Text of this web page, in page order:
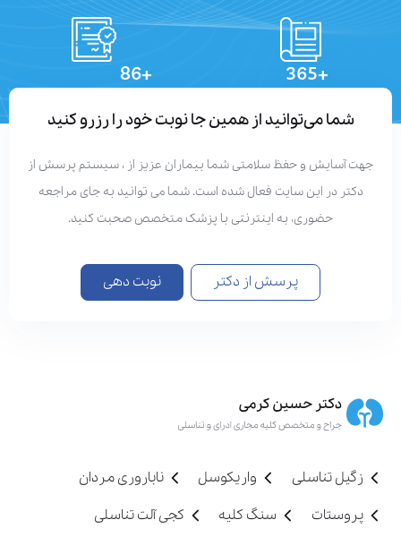
+365
+86
شما می‌توانید از همین جا نوبت خود را رزرو کنید
جهت آسایش و حفظ سلامتی شما بیماران عزیز از ، سیستم پرسش از
دکتر در این سایت فعال شده است. شما می توانید به جای مراجعه
حضوری، به اینترنتی با پزشک متخصص صحبت کنید.
پرسش از دکتر نوبت دهی
زگیل تناسلی واریکوسل
ناباروری مردان
پروستات
سنگ کلیه کجی آلت تناسلی